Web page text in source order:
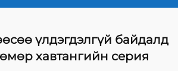
үлдэгдэлгүй байдалд
хавтангийн серия